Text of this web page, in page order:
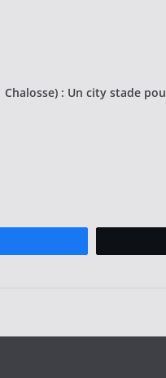
: Un city stade